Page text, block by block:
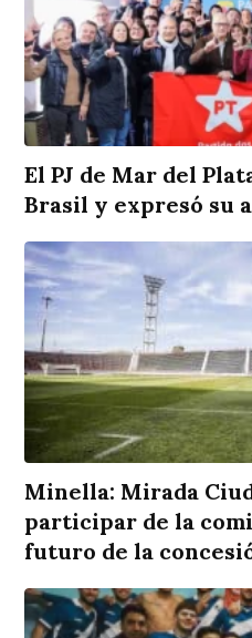
El PJ de Mar del
Brasil y expresó su
Minella: Mirada
participar de la
futuro de la